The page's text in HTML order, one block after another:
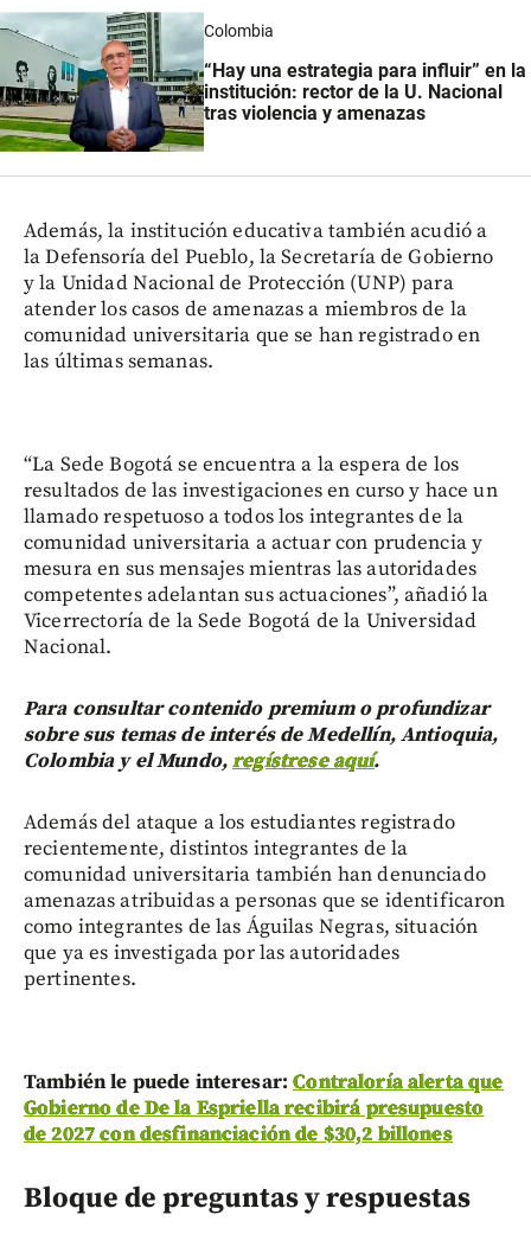
Colombia
“Hay una estrategia para influir” en la
institución: rector de la U. Nacional
tras violencia y amenazas
Además, la institución educativa también acudió a
la Defensoría del Pueblo, la Secretaría de Gobierno
y la Unidad Nacional de Protección (UNP) para
atender los casos de amenazas a miembros de la
comunidad universitaria que se han registrado en
las últimas semanas.
“La Sede Bogotá se encuentra a la espera de los
resultados de las investigaciones en curso y hace un
llamado respetuoso a todos los integrantes de la
comunidad universitaria a actuar con prudencia y
mesura en sus mensajes mientras las autoridades
competentes adelantan sus actuaciones”, añadió la
Vicerrectoría de la Sede Bogotá de la Universidad
Nacional.
Para consultar contenido premium o profundizar
sobre sus temas de interés de Medellín, Antioquia,
Colombia y el Mundo,regístrese aquí.
Además del ataque a los estudiantes registrado
recientemente, distintos integrantes de la
comunidad universitaria también han denunciado
amenazas atribuidas a personas que se identificaron
como integrantes de las Águilas Negras, situación
que ya es investigada por las autoridades
pertinentes.
También le puede interesar:Contraloría alerta que
Gobierno de De la Espriella recibirá presupuesto
de 2027 con desfinanciación de $30,2 billones
Bloque de preguntas y respuestas